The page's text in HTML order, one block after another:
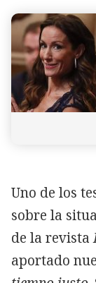
Uno de los
sobre la
de la revista
aportado